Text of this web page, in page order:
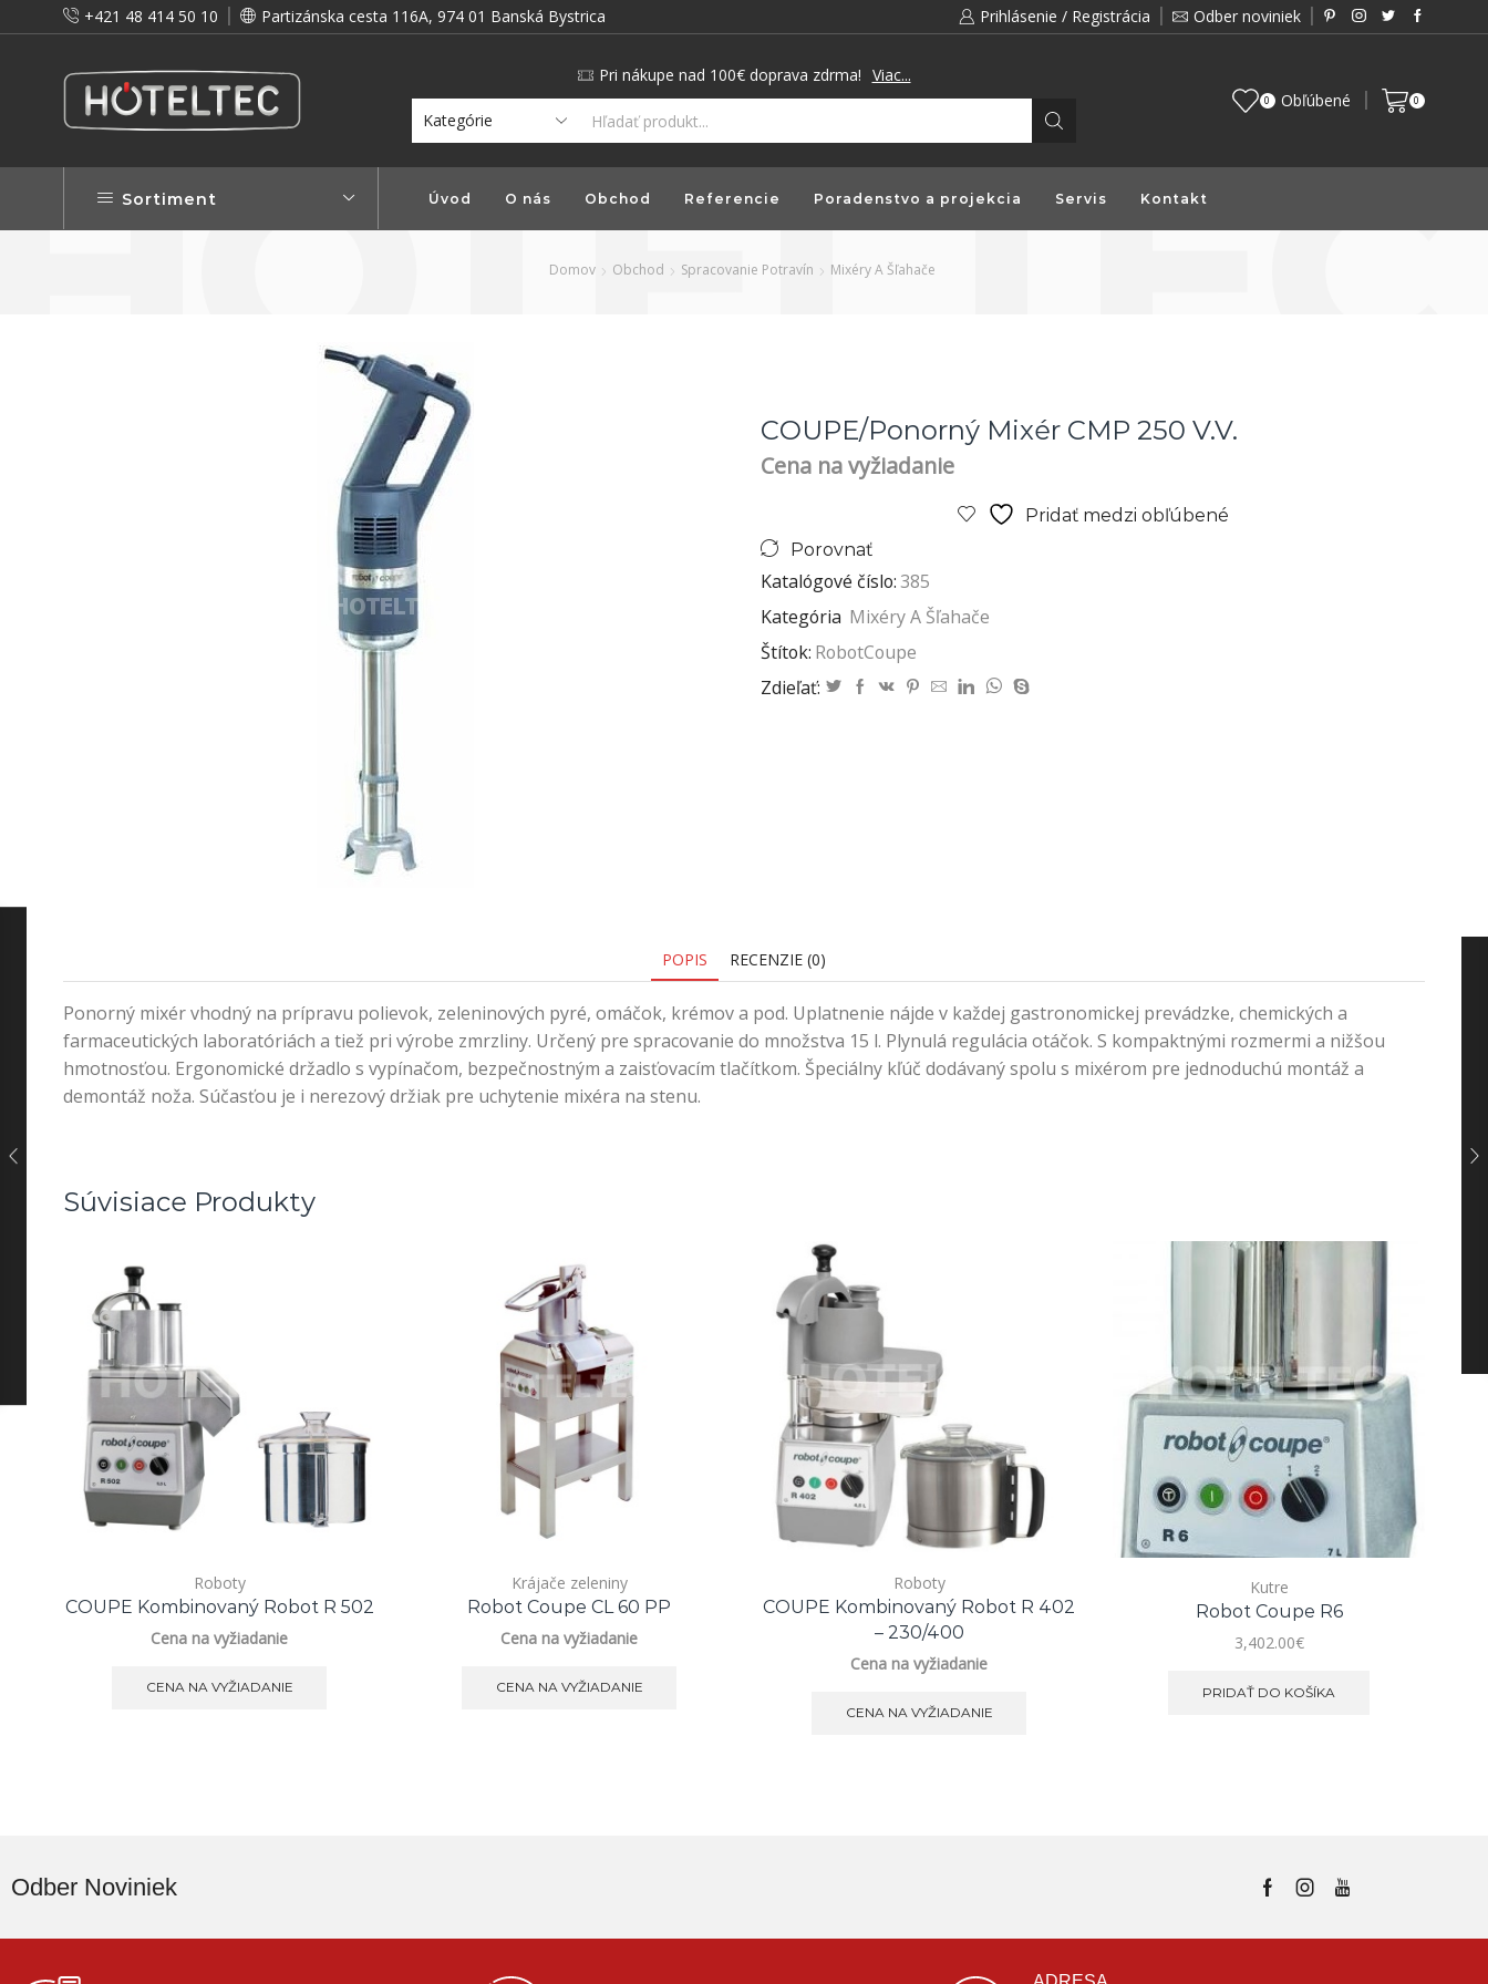
+421 48 414 50 10 Partizánska cesta 116A, 974 01 Banská Bystrica Prihlásenie / Registrácia Odber noviniek
a preto vám prinášame vernostné zľavy! Pri nákupe nad 100€ doprava zdrma! Viac...
0 Obľúbené 0
Sortiment Úvod O nás Obchod Referencie Poradenstvo a projekcia Servis Kontakt
Domov Obchod Spracovanie Potravín Mixéry A Šľahače
COUPE/Ponorný Mixér CMP 250 V.V.
Cena na vyžiadanie
Pridať medzi obľúbené
Porovnať
Katalógové číslo:385
Kategória Mixéry A Šľahače
Štítok: RobotCoupe
Zdieľať:
POPIS RECENZIE (0)
Ponorný mixér vhodný na prípravu polievok, zeleninových pyré, omáčok, krémov a pod. Uplatnenie nájde v každej gastronomickej prevádzke, chemických a
farmaceutických laboratóriách a tiež pri výrobe zmrzliny. Určený pre spracovanie do množstva 15 l. Plynulá regulácia otáčok. S kompaktnými rozmermi a nižšou
hmotnosťou. Ergonomické držadlo s vypínačom, bezpečnostným a zaisťovacím tlačítkom. Špeciálny kľúč dodávaný spolu s mixérom pre jednoduchú montáž a
demontáž noža. Súčasťou je i nerezový držiak pre uchytenie mixéra na stenu.
Súvisiace Produkty
Roboty
COUPE Kombinovaný Robot R 502
Cena na vyžiadanie
CENA NA VYŽIADANIE
Krájače zeleniny
Robot Coupe CL 60 PP
Cena na vyžiadanie
CENA NA VYŽIADANIE
Roboty
COUPE Kombinovaný Robot R 402
– 230/400
Cena na vyžiadanie
CENA NA VYŽIADANIE
Kutre
Robot Coupe R6
3,402.00€
PRIDAŤ DO KOŠÍKA
Odber Noviniek